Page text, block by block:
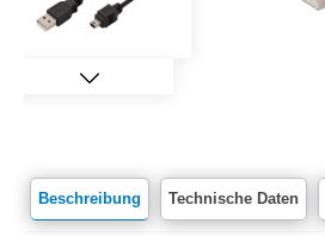
Beschreibung Technische Daten